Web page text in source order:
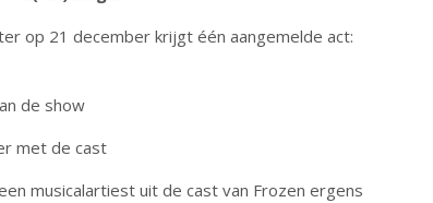
op 21 december krijgt één aangemelde act:
de show
met de cast
uit de cast van Frozen ergens